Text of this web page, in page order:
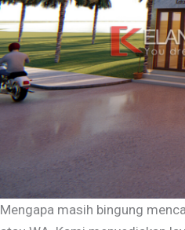
Mengapa masih bingung